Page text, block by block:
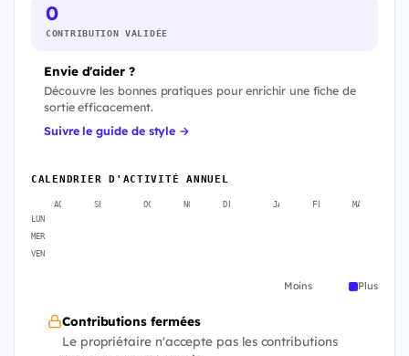
0
CONTRIBUTION VALIDÉE
Envie d'aider ?
Découvre les bonnes pratiques pour enrichir une fiche de
sortie efficacement.
Suivre le guide de style →
CALENDRIER D'ACTIVITÉ ANNUEL
AOÛT SEPT. OCT. NOV. DÉC. JANV. FÉVR. MARS
LUN
MER
VEN
Moins Plus
Contributions fermées
Le propriétaire n'accepte pas les contributions